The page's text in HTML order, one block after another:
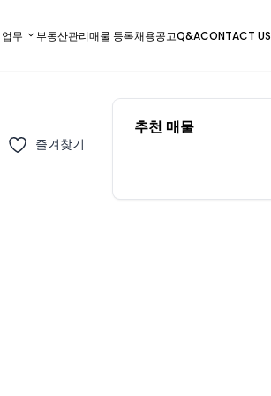
무 부동산관리매물 등록채용공고Q&ACONTACT US
즐겨찾기
추천 매물